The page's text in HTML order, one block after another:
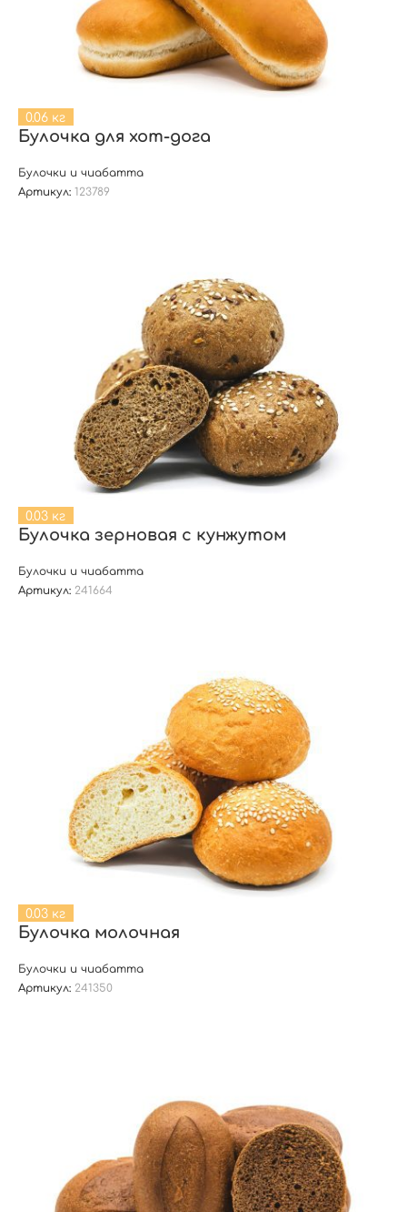
0.06 кг
Булочка для хот-дога
Булочки и чиабатта
Артикул: 123789
0.03 кг
Булочка зерновая с кунжутом
Булочки и чиабатта
Артикул: 241664
0.03 кг
Булочка молочная
Булочки и чиабатта
Артикул: 241350